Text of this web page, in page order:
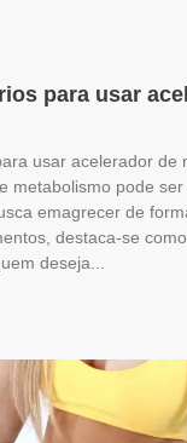
para usar
usar acelerador de
metabolismo pode
emagrecer de
destaca-se
deseja